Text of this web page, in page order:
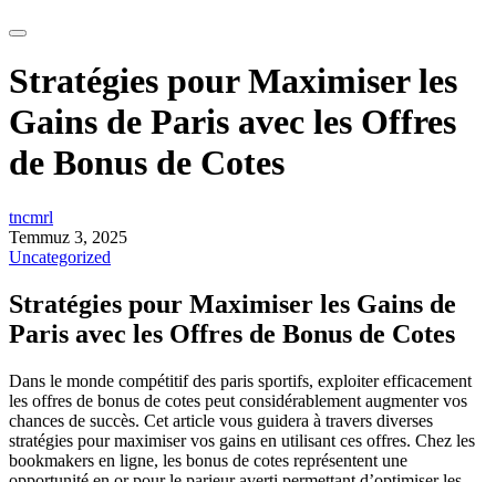
Stratégies pour Maximiser les
Gains de Paris avec les Offres
de Bonus de Cotes
tncmrl
Temmuz 3, 2025
Uncategorized
Stratégies pour Maximiser les Gains de
Paris avec les Offres de Bonus de Cotes
Dans le monde compétitif des paris sportifs, exploiter efficacement
les offres de bonus de cotes peut considérablement augmenter vos
chances de succès. Cet article vous guidera à travers diverses
stratégies pour maximiser vos gains en utilisant ces offres. Chez les
bookmakers en ligne, les bonus de cotes représentent une